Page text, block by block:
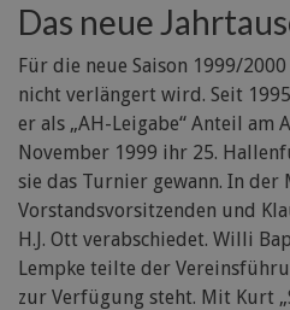
Das neue
Für die neue Saison 1999/
nicht verlängert wird. Seit
er als „AH-Leigabe“ Anteil am
November 1999 ihr 25.
sie das Turnier gewann. In
Vorstandsvorsitzenden und
H.J. Ott verabschiedet. Willi
Lempke teilte der
zur Verfügung steht. Mit Kurt